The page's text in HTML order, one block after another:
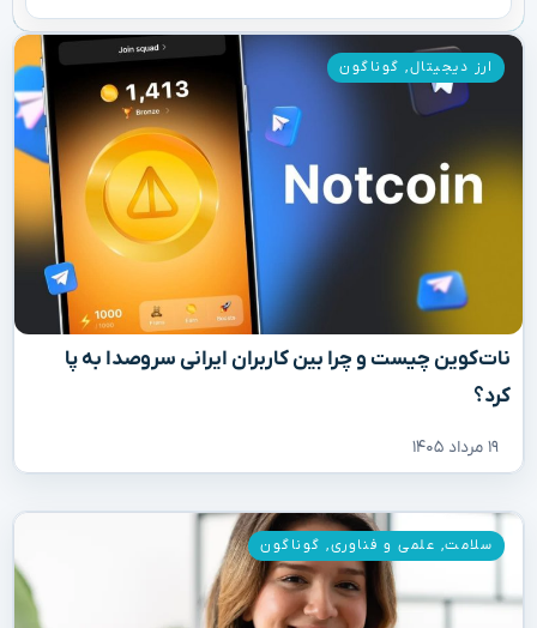
نات‌کوین چیست و چرا بین کاربران ایرانی سروصدا به پا
کرد؟
۱۹ مرداد ۱۴۰۵
ارز دیجیتال, گوناگون
سلامت, علمی و فناوری, گوناگون